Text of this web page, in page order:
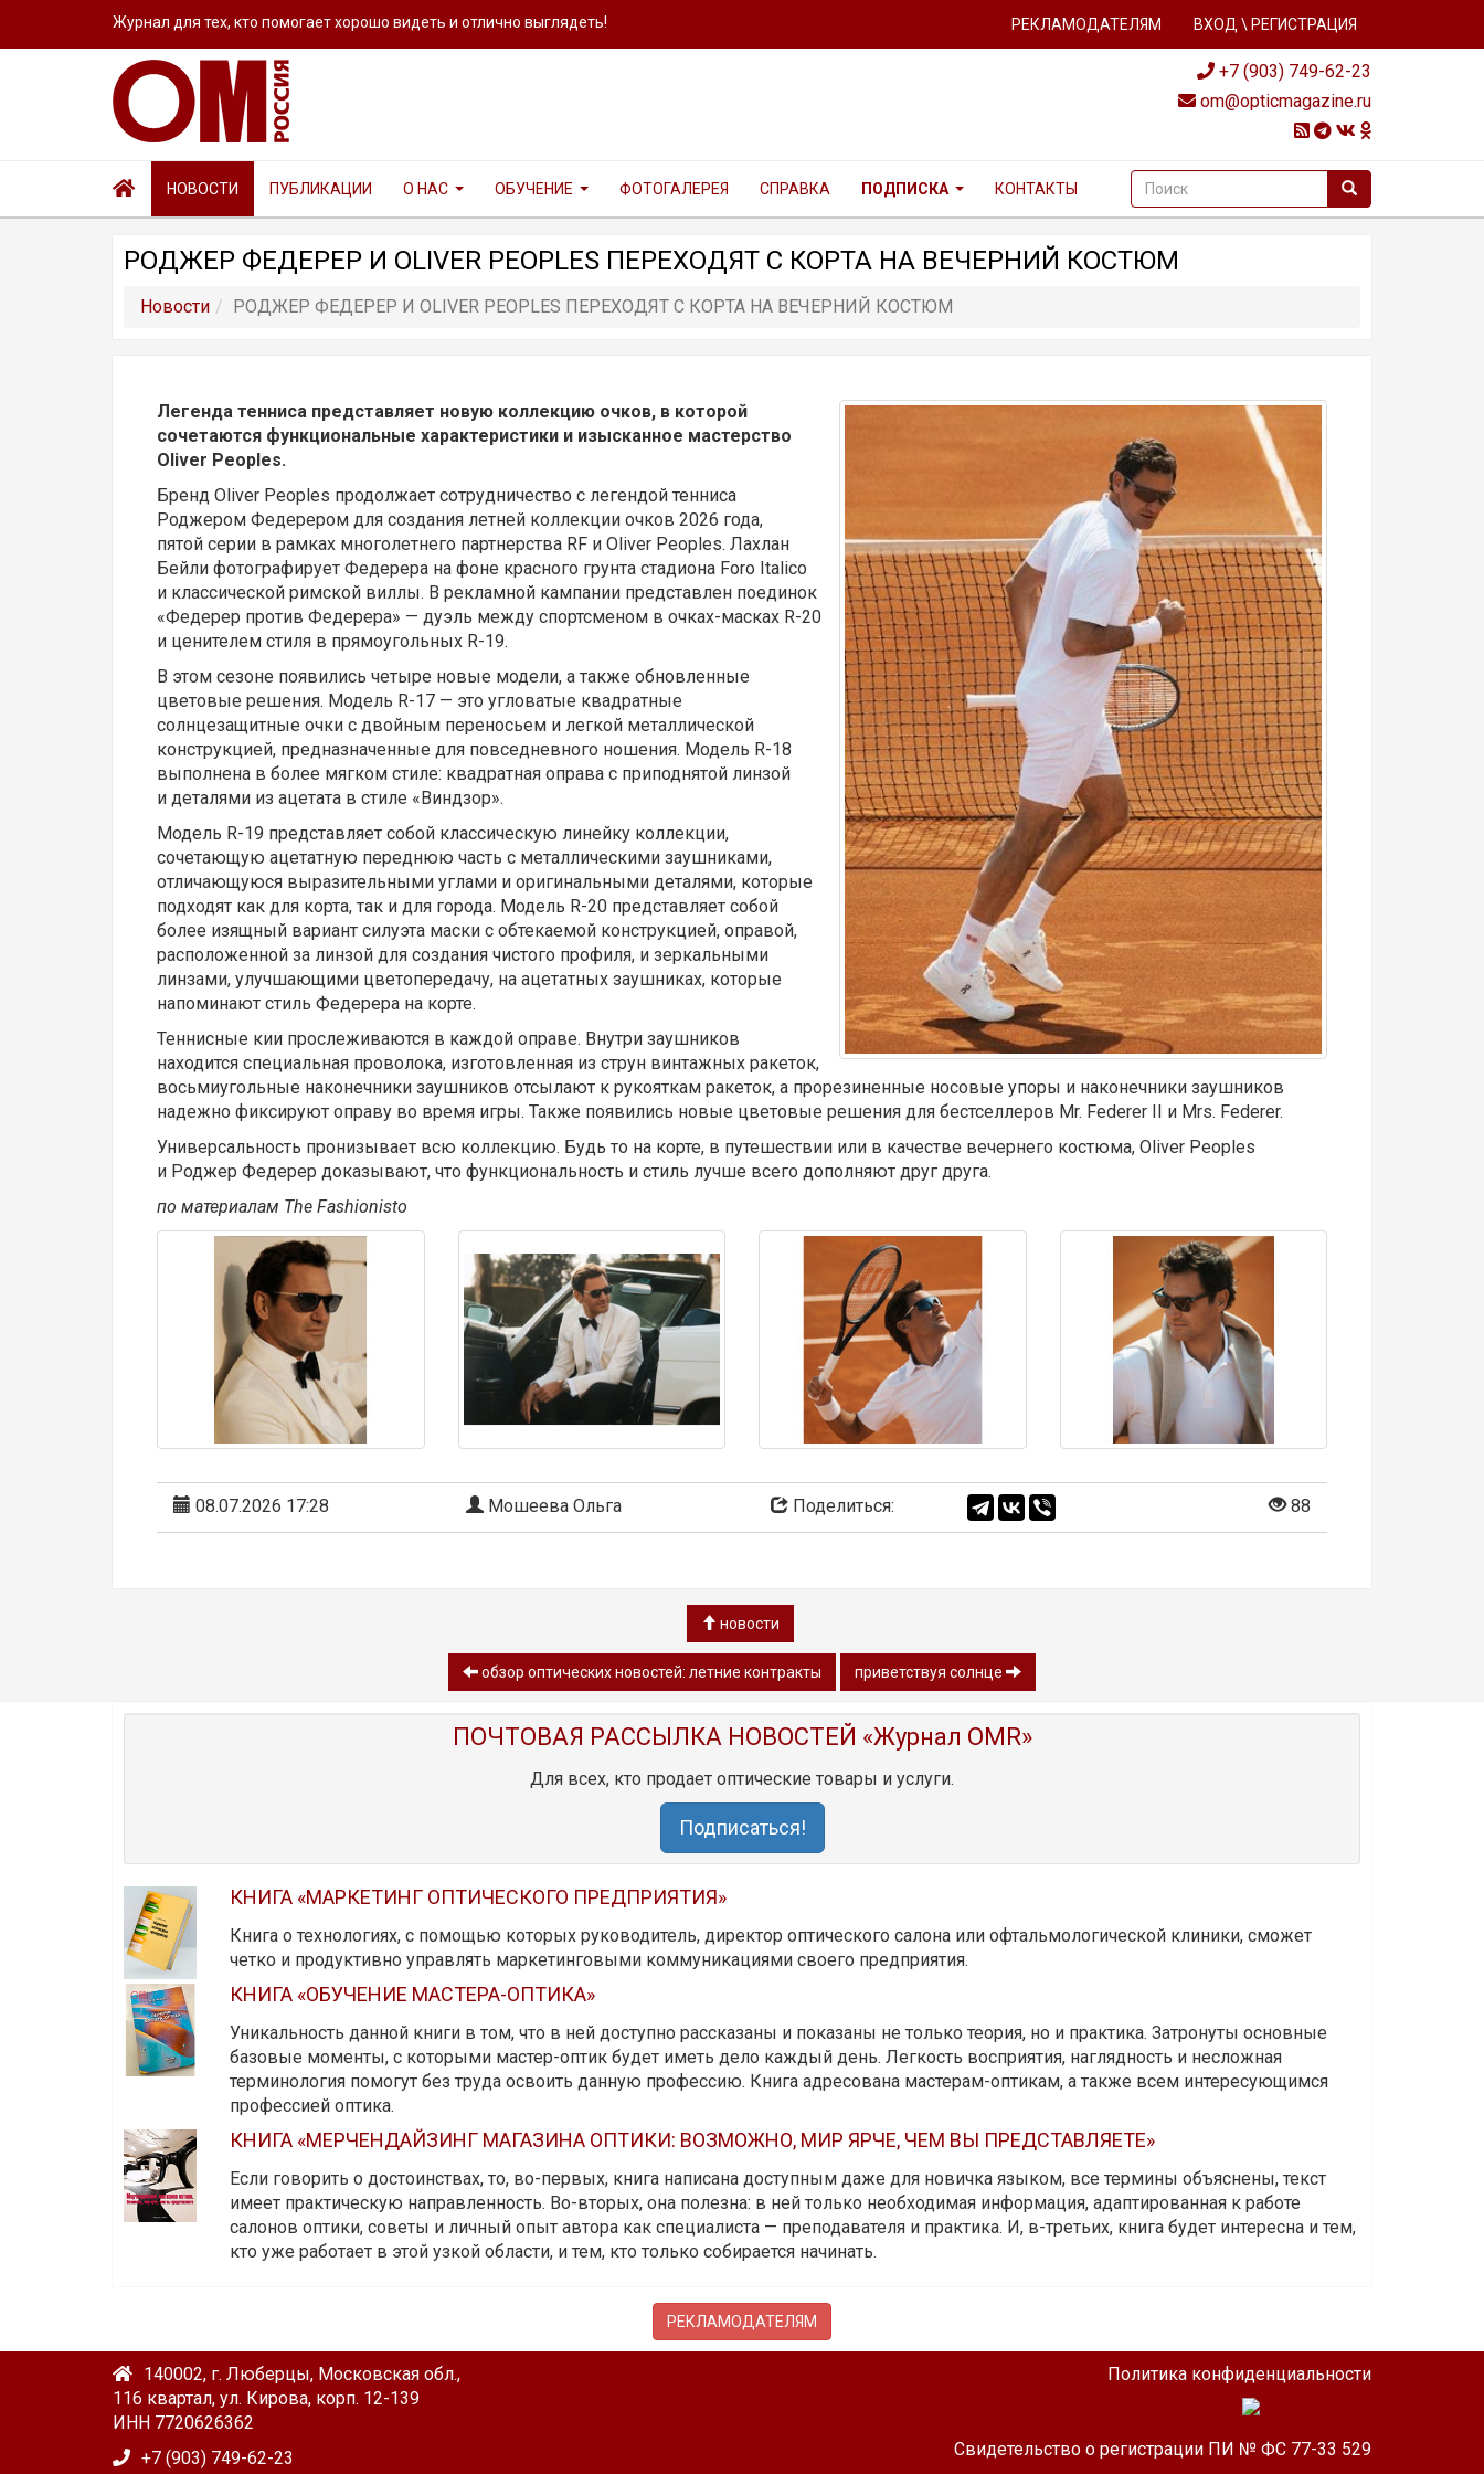
Журнал для тех, кто помогает хорошо видеть и отлично выглядеть! РЕКЛАМОДАТЕЛЯМ ВХОД \ РЕГИСТРАЦИЯ
+7 (903) 749-62-23
om@opticmagazine.ru
НОВОСТИ ПУБЛИКАЦИИ О НАС ОБУЧЕНИЕ ФОТОГАЛЕРЕЯ СПРАВКА ПОДПИСКА КОНТАКТЫ
РОДЖЕР ФЕДЕРЕР И OLIVER PEOPLES ПЕРЕХОДЯТ С КОРТА НА ВЕЧЕРНИЙ КОСТЮМ
Новости РОДЖЕР ФЕДЕРЕР И OLIVER PEOPLES ПЕРЕХОДЯТ С КОРТА НА ВЕЧЕРНИЙ КОСТЮМ
Легенда тенниса представляет новую коллекцию очков, в которой
сочетаются функциональные характеристики и изысканное мастерство
Oliver Peoples.
Бренд Oliver Peoples продолжает сотрудничество с легендой тенниса
Роджером Федерером для создания летней коллекции очков 2026 года,
пятой серии в рамках многолетнего партнерства RF и Oliver Peoples. Лахлан
Бейли фотографирует Федерера на фоне красного грунта стадиона Foro Italico
и классической римской виллы. В рекламной кампании представлен поединок
«Федерер против Федерера» — дуэль между спортсменом в очках-масках R-20
и ценителем стиля в прямоугольных R-19.
В этом сезоне появились четыре новые модели, а также обновленные
цветовые решения. Модель R-17 — это угловатые квадратные
солнцезащитные очки с двойным переносьем и легкой металлической
конструкцией, предназначенные для повседневного ношения. Модель R-18
выполнена в более мягком стиле: квадратная оправа с приподнятой линзой
и деталями из ацетата в стиле «Виндзор».
Модель R-19 представляет собой классическую линейку коллекции,
сочетающую ацетатную переднюю часть с металлическими заушниками,
отличающуюся выразительными углами и оригинальными деталями, которые
подходят как для корта, так и для города. Модель R-20 представляет собой
более изящный вариант силуэта маски с обтекаемой конструкцией, оправой,
расположенной за линзой для создания чистого профиля, и зеркальными
линзами, улучшающими цветопередачу, на ацетатных заушниках, которые
напоминают стиль Федерера на корте.
Теннисные кии прослеживаются в каждой оправе. Внутри заушников
находится специальная проволока, изготовленная из струн винтажных ракеток,
восьмиугольные наконечники заушников отсылают к рукояткам ракеток, а прорезиненные носовые упоры и наконечники заушников
надежно фиксируют оправу во время игры. Также появились новые цветовые решения для бестселлеров Mr. Federer II и Mrs. Federer.
Универсальность пронизывает всю коллекцию. Будь то на корте, в путешествии или в качестве вечернего костюма, Oliver Peoples
и Роджер Федерер доказывают, что функциональность и стиль лучше всего дополняют друг друга.
по материалам The Fashionisto
08.07.2026 17:28 Мошеева Ольга Поделиться: 88
новости
обзор oптических новостей: летние контракты приветствуя солнце
ПОЧТОВАЯ РАССЫЛКА НОВОСТЕЙ «Журнал OMR»
Для всех, кто продает оптические товары и услуги.
Подписаться!
КНИГА «МАРКЕТИНГ ОПТИЧЕСКОГО ПРЕДПРИЯТИЯ»
Книга о технологиях, с помощью которых руководитель, директор оптического салона или офтальмологической клиники, сможет
четко и продуктивно управлять маркетинговыми коммуникациями своего предприятия.
КНИГА «ОБУЧЕНИЕ МАСТЕРА-ОПТИКА»
Уникальность данной книги в том, что в ней доступно рассказаны и показаны не только теория, но и практика. Затронуты основные
базовые моменты, с которыми мастер-оптик будет иметь дело каждый день. Легкость восприятия, наглядность и несложная
терминология помогут без труда освоить данную профессию. Книга адресована мастерам-оптикам, а также всем интересующимся
профессией оптика.
КНИГА «МЕРЧЕНДАЙЗИНГ МАГАЗИНА ОПТИКИ: ВОЗМОЖНО, МИР ЯРЧЕ, ЧЕМ ВЫ ПРЕДСТАВЛЯЕТЕ»
Если говорить о достоинствах, то, во-первых, книга написана доступным даже для новичка языком, все термины объяснены, текст
имеет практическую направленность. Во-вторых, она полезна: в ней только необходимая информация, адаптированная к работе
салонов оптики, советы и личный опыт автора как специалиста — преподавателя и практика. И, в-третьих, книга будет интересна и тем,
кто уже работает в этой узкой области, и тем, кто только собирается начинать.
РЕКЛАМОДАТЕЛЯМ
140002, г. Люберцы, Московская обл.,
116 квартал, ул. Кирова, корп. 12-139
ИНН 7720626362
+7 (903) 749-62-23
Политика конфиденциальности
Свидетельство о регистрации ПИ № ФС 77-33 529